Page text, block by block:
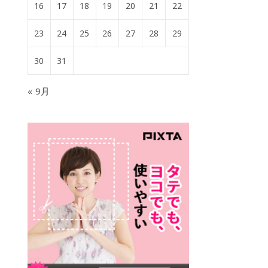
16 17 18 19 20 21 22
23 24 25 26 27 28 29
30 31
« 9月